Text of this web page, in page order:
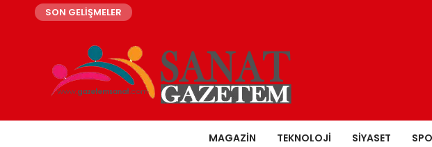
SON GELİŞMELER
MAGAZIN TEKNOLOJI SIYASET